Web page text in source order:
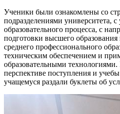
Ученики были ознакомлены со
подразделениями университета,
образовательного процесса, с
подготовки высшего
среднего профессионального
техническим обеспечением и
образовательными технологиями.
перспективе поступления и
учащемуся раздали буклеты об